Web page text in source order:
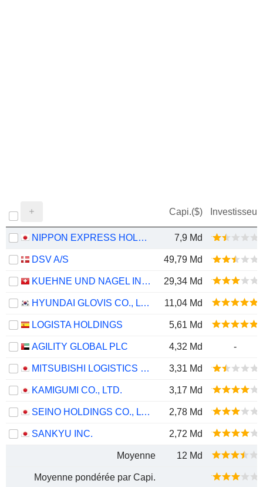
Capi.($) Investisseur
NIPPON EXPRESS HOLDINGS, INC. 7,9 Md
DSV A/S 49,79 Md
KUEHNE UND NAGEL INTERNATIONAL AG 29,34 Md
HYUNDAI GLOVIS CO., LTD. 11,04 Md
LOGISTA HOLDINGS 5,61 Md
AGILITY GLOBAL PLC 4,32 Md -
MITSUBISHI LOGISTICS CORPORATION 3,31 Md
KAMIGUMI CO., LTD. 3,17 Md
SEINO HOLDINGS CO., LTD. 2,78 Md
SANKYU INC. 2,72 Md
Moyenne 12 Md
Moyenne pondérée par Capi.